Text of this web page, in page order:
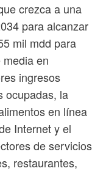
crezca a una
para alcanzar
mil mdd para
en
ingresos
ocupadas, la
en línea
Internet y el
de servicios
restaurantes,